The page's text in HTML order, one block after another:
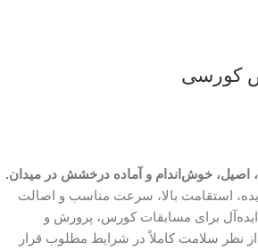
کورسی
اصیل، خوش‌اندام و آماده درخشش در میدان.
استقامت بالا، سرعت مناسب و اصالت
ایده‌آل برای مسابقات کورس، پرورش و
نظر سلامت کاملاً در شرایط مطلوب قرار